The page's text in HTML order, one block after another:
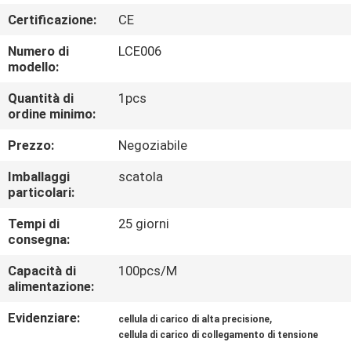
VISITA
DELLA
FABBRICA
CONTROLLO
DELLA
QUALITÀ
NOTIZIE
CASI
CHIEDI UN
Certificazione:
CE
Numero di
modello:
LCE006
Quantità di
ordine minimo:
1pcs
Prezzo:
Negoziabile
Imballaggi
particolari:
scatola
Tempi di
consegna:
25 giorni
Capacità di
alimentazione:
100pcs/M
Evidenziare: cellula di carico di alta precisione,
cellula di carico di collegamento di tensione